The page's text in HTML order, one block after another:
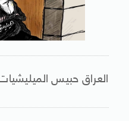
العراق حبيس